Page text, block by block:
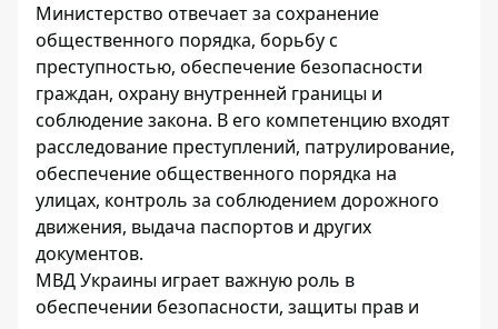
Министерство отвечает за сохранение
общественного порядка, борьбу с
преступностью, обеспечение безопасности
граждан, охрану внутренней границы и
соблюдение закона. В его компетенцию входят
расследование преступлений, патрулирование,
обеспечение общественного порядка на
улицах, контроль за соблюдением дорожного
движения, выдача паспортов и других
документов.
МВД Украины играет важную роль в
обеспечении безопасности, защиты прав и